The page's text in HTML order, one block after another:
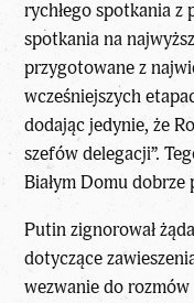
rychłego spotkania z
spotkania na
przygotowane z
wcześniejszych
dodając jedynie, że
szefów delegacji”.
Białym Domu dobrze
Putin zignorował
dotyczące
wezwanie do